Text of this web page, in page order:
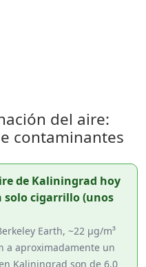
del aire:
contaminantes
de Kaliningrad hoy
solo cigarrillo (unos
Earth, ~22 µg/m³
a aproximadamente un
Kaliningrad son de 6.0